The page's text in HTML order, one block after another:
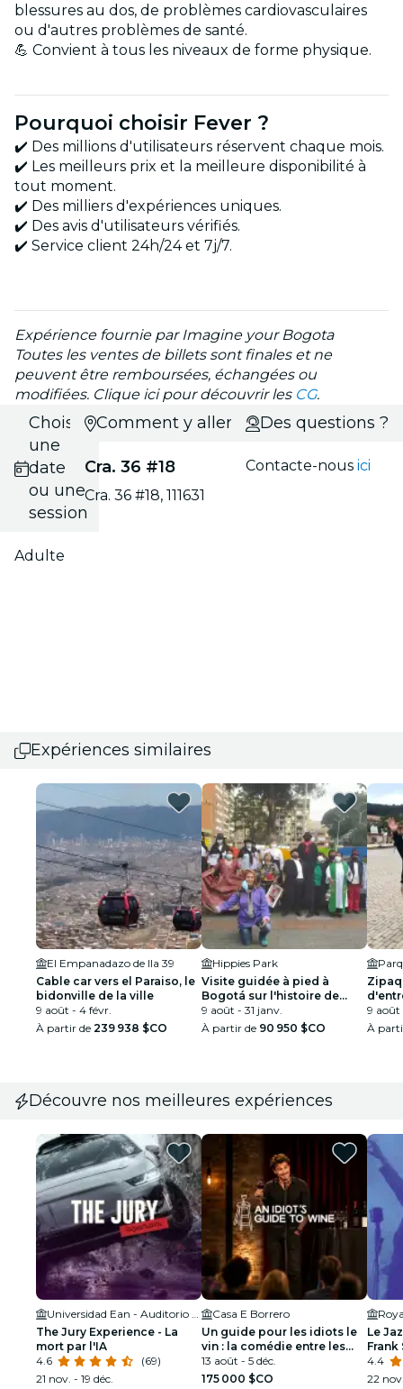
blessures au dos, de problèmes cardiovasculaires
ou d'autres problèmes de santé.
💪 Convient à tous les niveaux de forme physique.
Pourquoi choisir Fever ?
✔️ Des millions d'utilisateurs réservent chaque mois.
✔️ Les meilleurs prix et la meilleure disponibilité à
tout moment.
✔️ Des milliers d'expériences uniques.
✔️ Des avis d'utilisateurs vérifiés.
✔️ Service client 24h/24 et 7j/7.
Expérience fournie par Imagine your Bogota
Toutes les ventes de billets sont finales et ne
peuvent être remboursées, échangées ou
modifiées. Clique ici pour découvrir les CG.
Choisis
une
date
ou une
session
Adulte
Comment y aller ?
Cra. 36 #18
Cra. 36 #18, 111631
Des questions ?
Contacte-nousici
Expériences similaires
El Empanadazo de lla 39
Cable car vers el Paraiso, le
bidonville de la ville
9 août - 4 févr.
À partir de 239 938 $CO
Hippies Park
Visite guidée à pied à
Bogotá sur l'histoire de
Chapinero
9 août - 31 janv.
À partir de 90 950 $CO
Sel
9 août
À
Découvre nos meilleures expériences
Universidad Ean - Auditorio Orígenes
The Jury Experience - La
mort par l'IA
4.6
(69)
21 nov. - 19 déc.
Casa E Borrero
Un guide pour les idiots le
vin : la comédie entre les
verres
13 août - 5 déc.
175 000 $CO
Le
Frank
4.4
22